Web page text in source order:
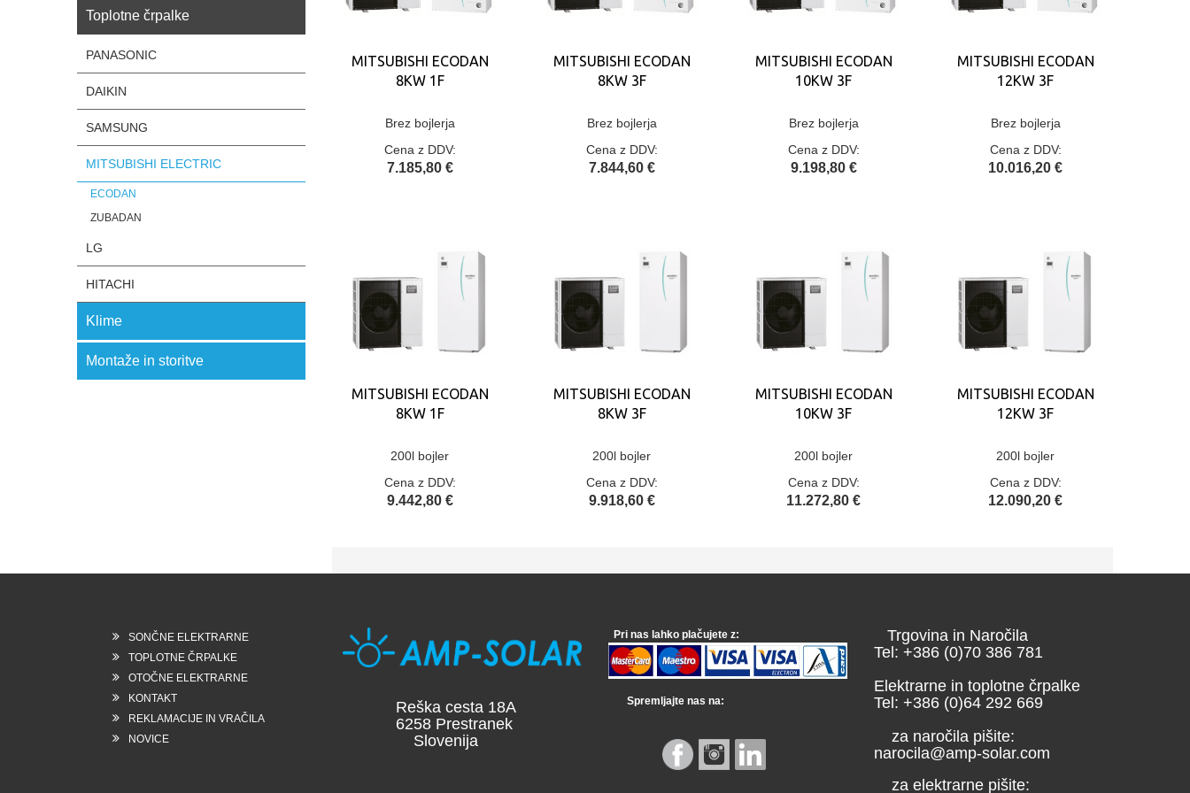
Toplotne črpalke
PANASONIC
DAIKIN
SAMSUNG
MITSUBISHI ELECTRIC
ECODAN
ZUBADAN
LG
HITACHI
Klime
Montaže in storitve
MITSUBISHI ECODAN
8KW 1F
Brez bojlerja
Cena z DDV:
7.185,80 €
MITSUBISHI ECODAN
8KW 3F
Brez bojlerja
Cena z DDV:
7.844,60 €
MITSUBISHI ECODAN
10KW 3F
Brez bojlerja
Cena z DDV:
9.198,80 €
MITSUBISHI ECODAN
12KW 3F
Brez bojlerja
Cena z DDV:
10.016,20 €
MITSUBISHI ECODAN
8KW 1F
200l bojler
Cena z DDV:
9.442,80 €
MITSUBISHI ECODAN
8KW 3F
200l bojler
Cena z DDV:
9.918,60 €
MITSUBISHI ECODAN
10KW 3F
200l bojler
Cena z DDV:
11.272,80 €
MITSUBISHI ECODAN
12KW 3F
200l bojler
Cena z DDV:
12.090,20 €
SONČNE ELEKTRARNE
TOPLOTNE ČRPALKE
OTOČNE ELEKTRARNE
KONTAKT
REKLAMACIJE IN VRAČILA
NOVICE
Reška cesta 18A
6258 Prestranek
Slovenija
Pri nas lahko plačujete z:
Spremljajte nas na:
Trgovina in Naročila
Tel: +386 (0)70 386 781
Elektrarne in toplotne črpalke
Tel: +386 (0)64 292 669
za naročila pišite:
narocila@amp-solar.com
za elektrarne pišite: